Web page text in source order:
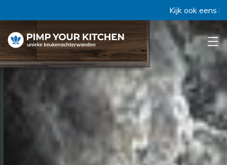
Kijk ook eens bij 'Collectie'